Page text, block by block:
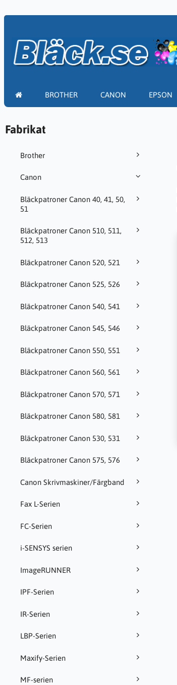
BROTHER CANON EPSON
Fabrikat
Brother
Canon
Bläckpatroner Canon 40, 41, 50,
51
Bläckpatroner Canon 510, 511,
512, 513
Bläckpatroner Canon 520, 521
Bläckpatroner Canon 525, 526
Bläckpatroner Canon 540, 541
Bläckpatroner Canon 545, 546
Bläckpatroner Canon 550, 551
Bläckpatroner Canon 560, 561
Bläckpatroner Canon 570, 571
Bläckpatroner Canon 580, 581
Bläckpatroner Canon 530, 531
Bläckpatroner Canon 575, 576
Canon Skrivmaskiner/Färgband
Fax L-Serien
FC-Serien
i-SENSYS serien
ImageRUNNER
IPF-Serien
IR-Serien
LBP-Serien
Maxify-Serien
MF-serien